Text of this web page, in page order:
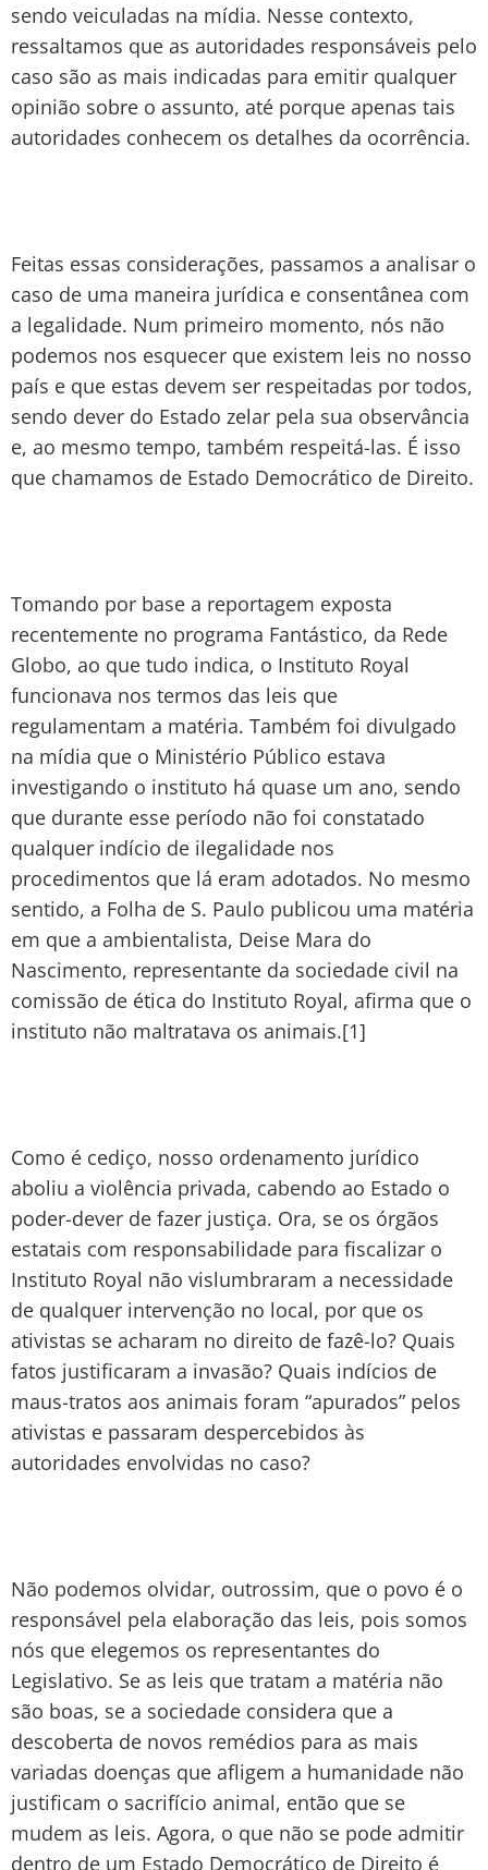
sendo veiculadas na mídia. Nesse contexto,
ressaltamos que as autoridades responsáveis pelo
caso são as mais indicadas para emitir qualquer
opinião sobre o assunto, até porque apenas tais
autoridades conhecem os detalhes da ocorrência.
Feitas essas considerações, passamos a analisar o
caso de uma maneira jurídica e consentânea com
a legalidade. Num primeiro momento, nós não
podemos nos esquecer que existem leis no nosso
país e que estas devem ser respeitadas por todos,
sendo dever do Estado zelar pela sua observância
e, ao mesmo tempo, também respeitá-las. É isso
que chamamos de Estado Democrático de Direito.
Tomando por base a reportagem exposta
recentemente no programa Fantástico, da Rede
Globo, ao que tudo indica, o Instituto Royal
funcionava nos termos das leis que
regulamentam a matéria. Também foi divulgado
na mídia que o Ministério Público estava
investigando o instituto há quase um ano, sendo
que durante esse período não foi constatado
qualquer indício de ilegalidade nos
procedimentos que lá eram adotados. No mesmo
sentido, a Folha de S. Paulo publicou uma matéria
em que a ambientalista, Deise Mara do
Nascimento, representante da sociedade civil na
comissão de ética do Instituto Royal, afirma que o
instituto não maltratava os animais.[1]
Como é cediço, nosso ordenamento jurídico
aboliu a violência privada, cabendo ao Estado o
poder-dever de fazer justiça. Ora, se os órgãos
estatais com responsabilidade para fiscalizar o
Instituto Royal não vislumbraram a necessidade
de qualquer intervenção no local, por que os
ativistas se acharam no direito de fazê-lo? Quais
fatos justificaram a invasão? Quais indícios de
maus-tratos aos animais foram “apurados” pelos
ativistas e passaram despercebidos às
autoridades envolvidas no caso?
Não podemos olvidar, outrossim, que o povo é o
responsável pela elaboração das leis, pois somos
nós que elegemos os representantes do
Legislativo. Se as leis que tratam a matéria não
são boas, se a sociedade considera que a
descoberta de novos remédios para as mais
variadas doenças que afligem a humanidade não
justificam o sacrifício animal, então que se
mudem as leis. Agora, o que não se pode admitir
dentro de um Estado Democrático de Direito é